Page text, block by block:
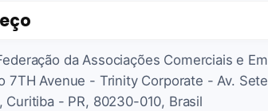
da Associações Comerciais e
7TH Avenue - Trinity Corporate - Av.
Curitiba - PR, 80230-010, Brasil